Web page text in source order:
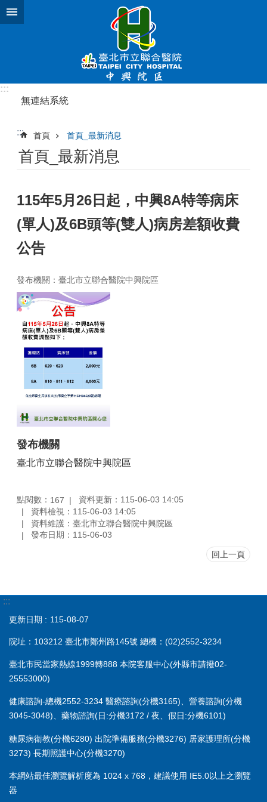
跳到主要內容區塊
:::
無連結系統
::: 首頁 首頁_最新消息
首頁_最新消息
115年5月26日起，中興8A特等病床
(單人)及6B頭等(雙人)病房差額收費
公告
發布機關：臺北市立聯合醫院中興院區
發布機關
臺北市立聯合醫院中興院區
點閱數： 167
資料更新：115-06-03 14:05
資料檢視：115-06-03 14:05
資料維護：臺北市立聯合醫院中興院區
發布日期：115-06-03
回上一頁
:::
更新日期 115-08-07
院址：103212 臺北市鄭州路145號 總機：(02)2552-3234
臺北市民當家熱線1999轉888 本院客服中心(外縣市請撥02-
25553000)
健康諮詢-總機2552-3234 醫療諮詢(分機3165)、營養諮詢(分機
3045-3048)、藥物諮詢(日:分機3172 / 夜、假日:分機6101)
糖尿病衛教(分機6280) 出院準備服務(分機3276) 居家護理所(分機
3273) 長期照護中心(分機3270)
本網站最佳瀏覽解析度為 1024 x 768，建議使用 IE5.0以上之瀏覽
器